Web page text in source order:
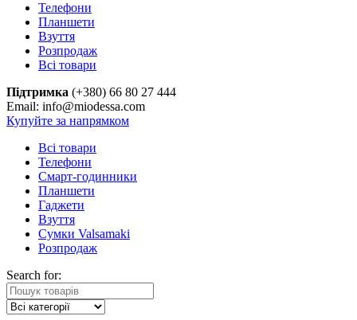
Телефони
Планшети
Взуття
Розпродаж
Всі товари
Підтримка (+380) 66 80 27 444
Email: info@miodessa.com
Купуйте за напрямком
Всі товари
Телефони
Смарт-годинники
Планшети
Гаджети
Взуття
Сумки Valsamaki
Розпродаж
Search for: